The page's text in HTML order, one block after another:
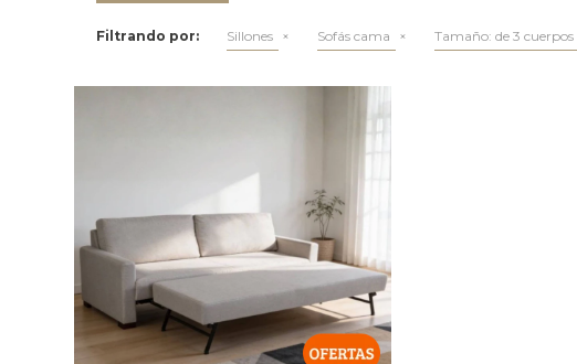
Filtrando por: Sillones Sofás cama Tamaño: de 3 cuerpos